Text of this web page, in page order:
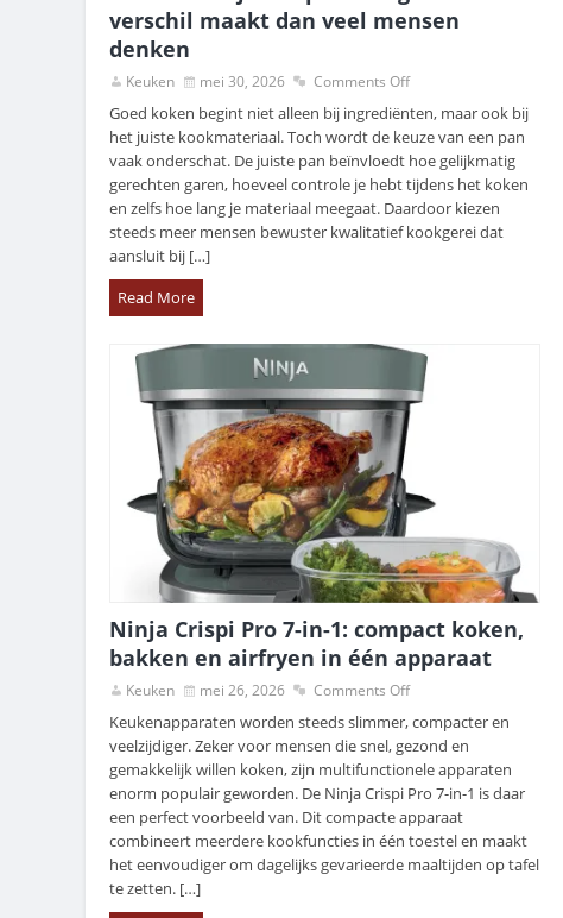
verschil maakt dan veel mensen
denken
Keuken mei 30, 2026 Comments Off
Goed koken begint niet alleen bij ingrediënten, maar ook bij
het juiste kookmateriaal. Toch wordt de keuze van een pan
vaak onderschat. De juiste pan beïnvloedt hoe gelijkmatig
gerechten garen, hoeveel controle je hebt tijdens het koken
en zelfs hoe lang je materiaal meegaat. Daardoor kiezen
steeds meer mensen bewuster kwalitatief kookgerei dat
aansluit bij […]
Read More
Ninja Crispi Pro 7-in-1: compact koken,
bakken en airfryen in één apparaat
Keuken mei 26, 2026 Comments Off
Keukenapparaten worden steeds slimmer, compacter en
veelzijdiger. Zeker voor mensen die snel, gezond en
gemakkelijk willen koken, zijn multifunctionele apparaten
enorm populair geworden. De Ninja Crispi Pro 7-in-1 is daar
een perfect voorbeeld van. Dit compacte apparaat
combineert meerdere kookfuncties in één toestel en maakt
het eenvoudiger om dagelijks gevarieerde maaltijden op tafel
te zetten. […]